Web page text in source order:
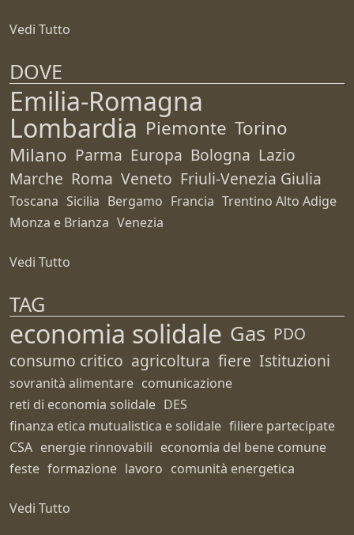
Vedi Tutto
DOVE
Emilia-Romagna
Lombardia Piemonte Torino
Milano Parma Europa Bologna Lazio
Marche Roma Veneto Friuli-Venezia Giulia
Toscana Sicilia Bergamo Francia Trentino Alto Adige
Monza e Brianza Venezia
Vedi Tutto
TAG
economia solidale Gas PDO
consumo critico agricoltura fiere Istituzioni
sovranità alimentare comunicazione
reti di economia solidale DES
finanza etica mutualistica e solidale filiere partecipate
CSA energie rinnovabili economia del bene comune
feste formazione lavoro comunità energetica
Vedi Tutto